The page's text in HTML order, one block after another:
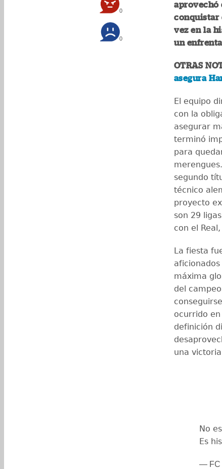
0
0
aprovechó
conquistar
vez en la
un
OTRAS
asegura
El equipo
con la
asegurar
terminó
para
segundo
técnico
proyecto
son 29
con el
La fiesta
máxima
del
ocurrido
definición
una
No
Es
— FC